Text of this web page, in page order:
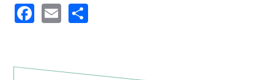
Facebook
EmailShare